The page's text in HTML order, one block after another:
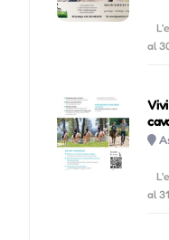
al
al